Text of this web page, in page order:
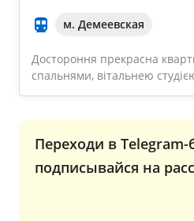
м. Демеевская
Достороння прекрасна
спальнями, вітальнею
Переходи в Telegram-
подписывайся на